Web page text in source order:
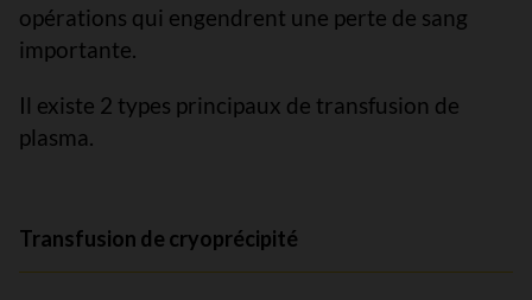
opérations qui engendrent une perte de sang
importante.
Il existe 2 types principaux de transfusion de
plasma.
Transfusion de cryoprécipité